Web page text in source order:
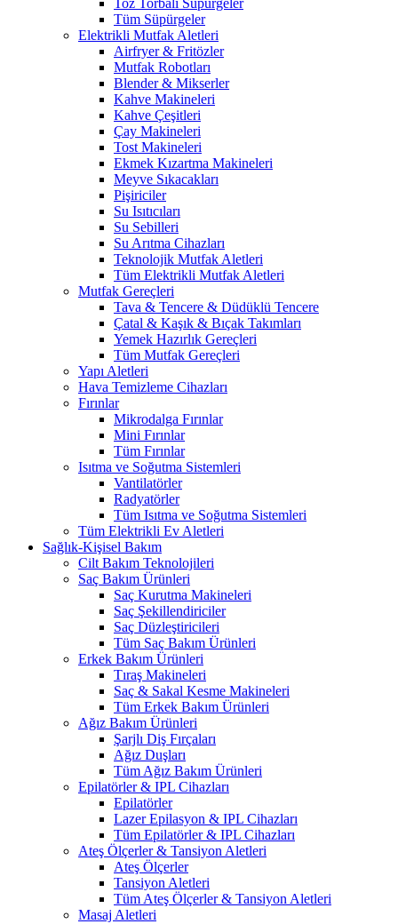
Toz Torbalı Süpürgeler
Tüm Süpürgeler
Elektrikli Mutfak Aletleri
Airfryer & Fritözler
Mutfak Robotları
Blender & Mikserler
Kahve Makineleri
Kahve Çeşitleri
Çay Makineleri
Tost Makineleri
Ekmek Kızartma Makineleri
Meyve Sıkacakları
Pişiriciler
Su Isıtıcıları
Su Sebilleri
Su Arıtma Cihazları
Teknolojik Mutfak Aletleri
Tüm Elektrikli Mutfak Aletleri
Mutfak Gereçleri
Tava & Tencere & Düdüklü Tencere
Çatal & Kaşık & Bıçak Takımları
Yemek Hazırlık Gereçleri
Tüm Mutfak Gereçleri
Yapı Aletleri
Hava Temizleme Cihazları
Fırınlar
Mikrodalga Fırınlar
Mini Fırınlar
Tüm Fırınlar
Isıtma ve Soğutma Sistemleri
Vantilatörler
Radyatörler
Tüm Isıtma ve Soğutma Sistemleri
Tüm Elektrikli Ev Aletleri
Sağlık-Kişisel Bakım
Cilt Bakım Teknolojileri
Saç Bakım Ürünleri
Saç Kurutma Makineleri
Saç Şekillendiriciler
Saç Düzleştiricileri
Tüm Saç Bakım Ürünleri
Erkek Bakım Ürünleri
Tıraş Makineleri
Saç & Sakal Kesme Makineleri
Tüm Erkek Bakım Ürünleri
Ağız Bakım Ürünleri
Şarjlı Diş Fırçaları
Ağız Duşları
Tüm Ağız Bakım Ürünleri
Epilatörler & IPL Cihazları
Epilatörler
Lazer Epilasyon & IPL Cihazları
Tüm Epilatörler & IPL Cihazları
Ateş Ölçerler & Tansiyon Aletleri
Ateş Ölçerler
Tansiyon Aletleri
Tüm Ateş Ölçerler & Tansiyon Aletleri
Masaj Aletleri